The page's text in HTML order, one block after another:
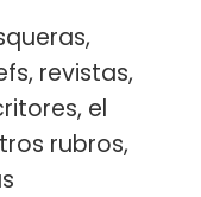
revistas,
el
rubros,